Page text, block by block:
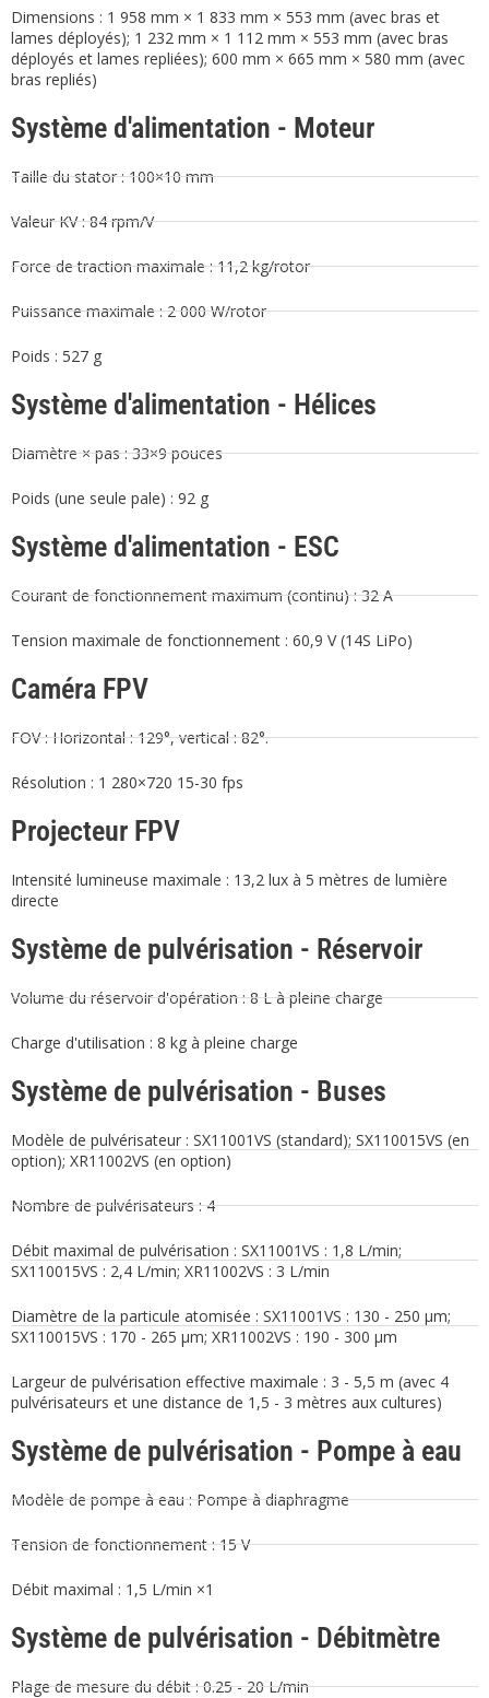
Dimensions : 1 958 mm × 1 833 mm × 553 mm (avec bras et
lames déployés); 1 232 mm × 1 112 mm × 553 mm (avec bras
déployés et lames repliées); 600 mm × 665 mm × 580 mm (avec
bras repliés)
Système d'alimentation - Moteur
Taille du stator : 100×10 mm
Valeur KV : 84 rpm/V
Force de traction maximale : 11,2 kg/rotor
Puissance maximale : 2 000 W/rotor
Poids : 527 g
Système d'alimentation - Hélices
Diamètre × pas : 33×9 pouces
Poids (une seule pale) : 92 g
Système d'alimentation - ESC
Courant de fonctionnement maximum (continu) : 32 A
Tension maximale de fonctionnement : 60,9 V (14S LiPo)
Caméra FPV
FOV : Horizontal : 129°, vertical : 82°.
Résolution : 1 280×720 15-30 fps
Projecteur FPV
Intensité lumineuse maximale : 13,2 lux à 5 mètres de lumière
directe
Système de pulvérisation - Réservoir
Volume du réservoir d'opération : 8 L à pleine charge
Charge d'utilisation : 8 kg à pleine charge
Système de pulvérisation - Buses
Modèle de pulvérisateur : SX11001VS (standard); SX110015VS (en
option); XR11002VS (en option)
Nombre de pulvérisateurs : 4
Débit maximal de pulvérisation : SX11001VS : 1,8 L/min;
SX110015VS : 2,4 L/min; XR11002VS : 3 L/min
Diamètre de la particule atomisée : SX11001VS : 130 - 250 μm;
SX110015VS : 170 - 265 μm; XR11002VS : 190 - 300 μm
Largeur de pulvérisation effective maximale : 3 - 5,5 m (avec 4
pulvérisateurs et une distance de 1,5 - 3 mètres aux cultures)
Système de pulvérisation - Pompe à eau
Modèle de pompe à eau : Pompe à diaphragme
Tension de fonctionnement : 15 V
Débit maximal : 1,5 L/min ×1
Système de pulvérisation - Débitmètre
Plage de mesure du débit : 0.25 - 20 L/min